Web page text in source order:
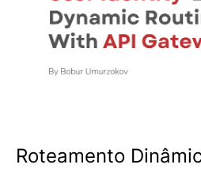
Roteamento